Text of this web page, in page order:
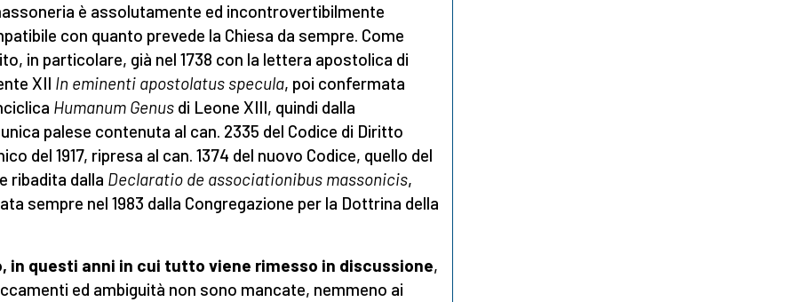
è assolutamente ed incontrovertibilmente
con quanto prevede la Chiesa da sempre. Come
in particolare, già nel 1738 con la lettera apostolica di
XII In eminenti apostolatus specula, poi confermata
Humanum Genus di Leone XIII, quindi dalla
palese contenuta al can. 2335 del Codice di Diritto
del 1917, ripresa al can. 1374 del nuovo Codice, quello del
ribadita dalla Declaratio de associationibus massonicis,
sempre nel 1983 dalla Congregazione per la Dottrina della
in questi anni in cui tutto viene rimesso in discussione,
ed ambiguità non sono mancate, nemmeno ai